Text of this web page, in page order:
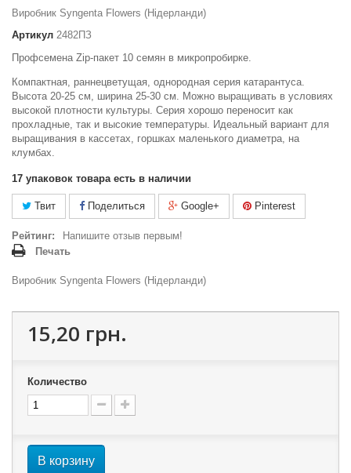
Виробник Syngenta Flowers (Нідерланди)
Артикул 2482ПЗ
Профсемена Zip-пакет 10 семян в микропробирке.
Компактная, раннецветущая, однородная серия катарантуса.
Высота 20-25 см, ширина 25-30 см. Можно выращивать в условиях
высокой плотности культуры. Серия хорошо переносит как
прохладные, так и высокие температуры. Идеальный вариант для
выращивания в кассетах, горшках маленького диаметра, на
клумбах.
17 упаковок товара есть в наличии
Твит Поделиться Google+ Pinterest
Рейтинг:
Напишите отзыв первым!
Печать
Виробник Syngenta Flowers (Нідерланди)
15,20 грн.
Количество
В корзину